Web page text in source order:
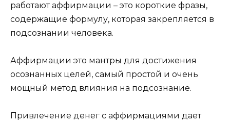
работают аффирмации – это короткие фразы,
содержащие формулу, которая закрепляется в
подсознании человека.
Аффирмации это мантры для достижения
осознанных целей, самый простой и очень
мощный метод влияния на подсознание.
Привлечение денег с аффирмациями дает